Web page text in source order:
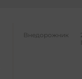
Внедорожник